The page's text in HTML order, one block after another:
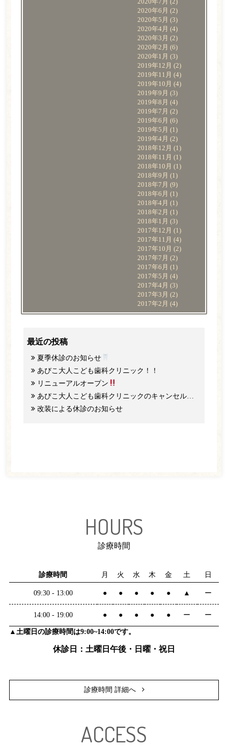
2020年6月 (2)
2020年5月 (3)
2020年4月 (4)
2020年3月 (2)
2020年2月 (6)
2020年1月 (3)
2019年12月 (2)
2019年11月 (4)
2019年10月 (4)
2019年9月 (3)
2019年8月 (4)
2019年7月 (2)
2019年6月 (6)
2019年5月 (1)
2019年4月 (2)
2018年12月 (1)
2018年11月 (1)
2018年10月 (1)
2018年9月 (1)
2018年7月 (9)
2018年6月 (1)
2018年4月 (1)
2018年2月 (1)
2018年1月 (3)
2017年12月 (1)
2017年11月 (4)
2017年10月 (2)
2017年7月 (2)
2017年6月 (1)
2017年5月 (4)
2017年4月 (3)
2017年3月 (2)
2017年2月 (4)
最近の投稿
夏季休診のお知らせ
あびこ大人こども歯科クリニック！！
リニューアルオープン
あびこ大人こども歯科クリニックのキャンセル料と予約のご協力について
改装による休診のお知らせ
HOURS
診療時間
診療時間 月 火 水 木 金 土 日
09:30 - 13:00 ● ● ● ● ● ▲ ー
14:00 - 19:00 ● ● ● ● ● ー ー
▲土曜日の診療時間は9:00~14:00です。
休診日：土曜日午後・日曜・祝日
診療時間 詳細へ
ACCESS